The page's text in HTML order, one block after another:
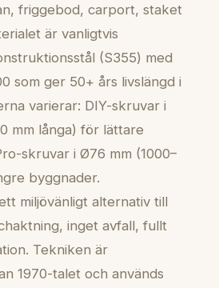
friggebod, carport, staket
är vanligtvis
(S355) med
som ger 50+ års livslängd i
varierar: DIY-skruvar i
mm långa) för lättare
skruvar i Ø76 mm (1000–
byggnader.
miljövänligt alternativ till
inget avfall, fullt
Tekniken är
1970-talet och används